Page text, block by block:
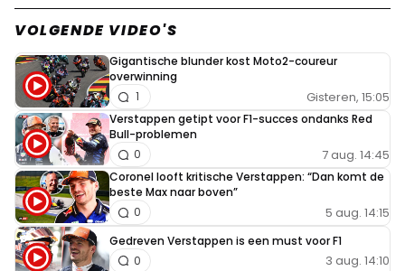
VOLGENDE VIDEO'S
Gigantische blunder kost Moto2-coureur
overwinning
Gisteren, 15:05
1
Verstappen getipt voor F1-succes ondanks Red
Bull-problemen
7 aug. 14:45
0
Coronel looft kritische Verstappen: “Dan komt de
beste Max naar boven”
5 aug. 14:15
0
Gedreven Verstappen is een must voor F1
3 aug. 14:10
0